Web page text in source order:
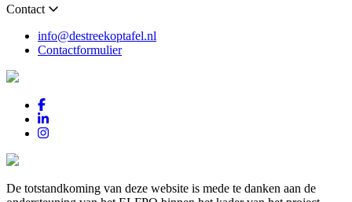
Contact
info@destreekoptafel.nl
Contactformulier
De totstandkoming van deze website is mede te danken aan de